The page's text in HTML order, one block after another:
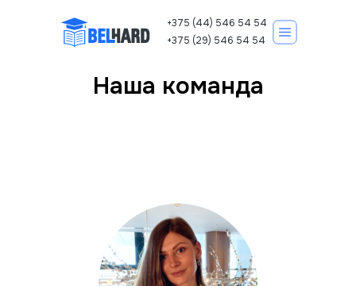
+375 (44) 546 54 54
+375 (29) 546 54 54
Записаться на курс
Наша команда